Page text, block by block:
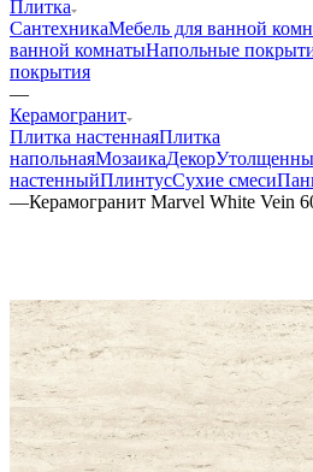
Плитка
СантехникаМебель для ванной
ванной комнатыНапольные
покрытия
—
Керамогранит
Плитка настеннаяПлитка
напольнаяМозаикаДекор
настенныйПлинтусСухие смеси
—Керамогранит Marvel White Vein